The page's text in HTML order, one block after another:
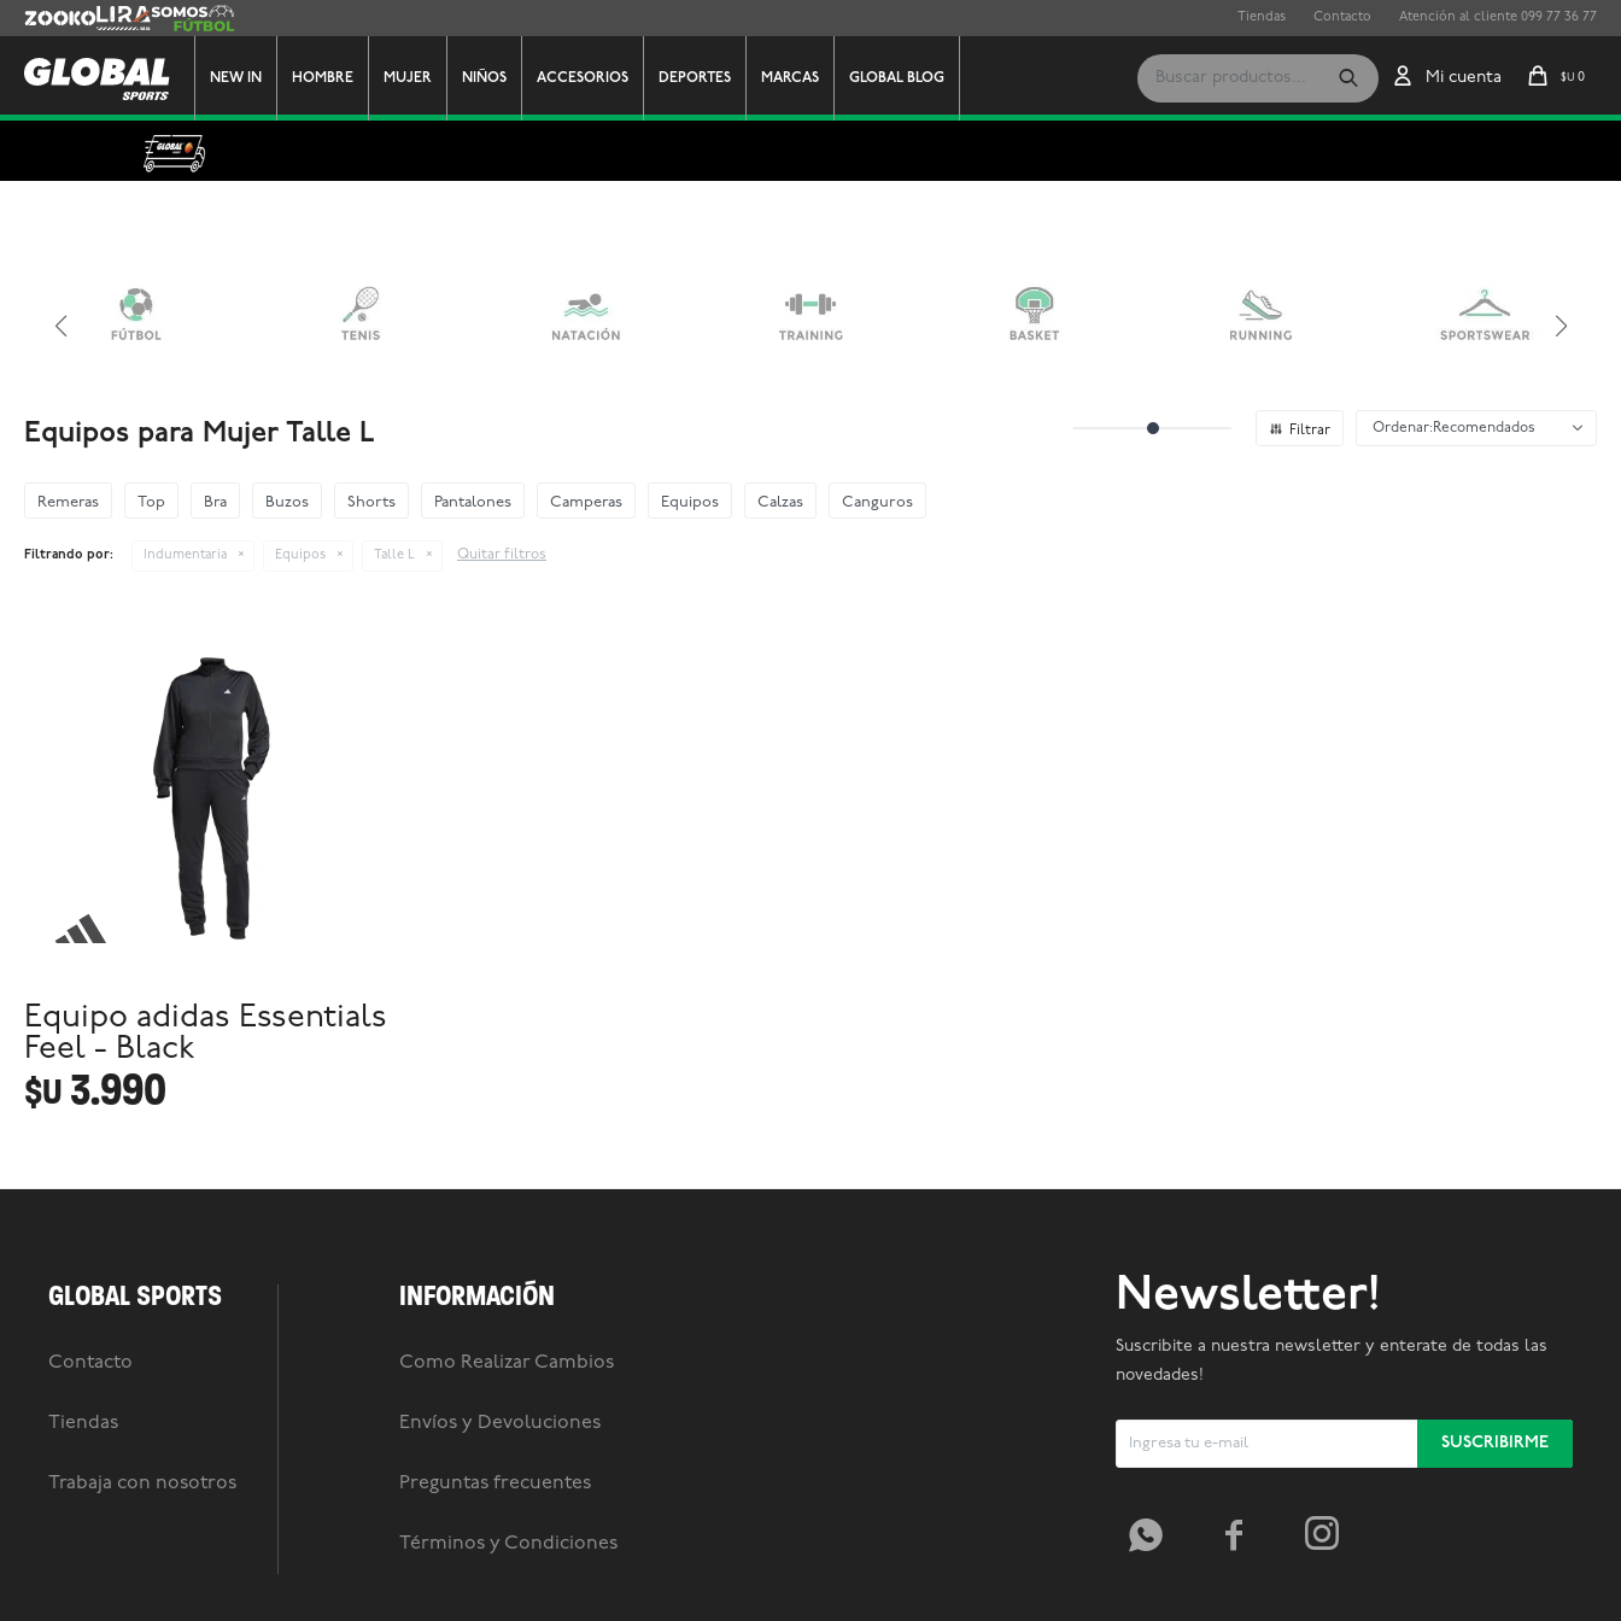
NEW IN HOMBRE MUJER NIÑOS ACCESORIOS DEPORTES MARCAS GLOBAL BLOG $U 0
Zooko Lira Somos Futbol Tiendas Contacto Atención al cliente 099 77 36 77
Equipos para Mujer Talle L Recomendados
Remeras Top Bra Buzos Shorts Pantalones Camperas Equipos Calzas Canguros
Filtrando por: Indumentaria Equipos Talle L Quitar filtros
Equipo adidas Essentials
Feel - Black
$U 3.990
GLOBAL SPORTS
Contacto
Tiendas
Trabaja con nosotros
INFORMACIÓN
Como Realizar Cambios
Envíos y Devoluciones
Preguntas frecuentes
Términos y Condiciones
Newsletter!
Suscribite a nuestra newsletter y enterate de todas las
novedades!
SUSCRIBIRME
  